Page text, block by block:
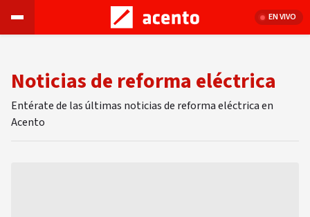
EN VIVO
Noticias de reforma eléctrica
Entérate de las últimas noticias de reforma eléctrica en
Acento